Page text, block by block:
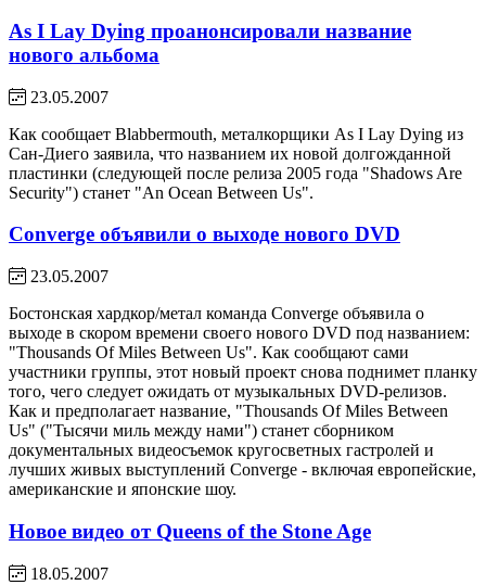
As I Lay Dying проанонсировали название
нового альбома
23.05.2007
Как сообщает Blabbermouth, металкорщики As I Lay Dying из
Сан-Диего заявила, что названием их новой долгожданной
пластинки (следующей после релиза 2005 года "Shadows Are
Security") станет "An Ocean Between Us".
Converge объявили о выходе нового DVD
23.05.2007
Бостонская хардкор/метал команда Converge объявила о
выходе в скором времени своего нового DVD под названием:
"Thousands Of Miles Between Us". Как сообщают сами
участники группы, этот новый проект снова поднимет планку
того, чего следует ожидать от музыкальных DVD-релизов.
Как и предполагает название, "Thousands Of Miles Between
Us" ("Тысячи миль между нами") станет сборником
документальных видеосъемок кругосветных гастролей и
лучших живых выступлений Converge - включая европейские,
американские и японские шоу.
Новое видео от Queens of the Stone Age
18.05.2007